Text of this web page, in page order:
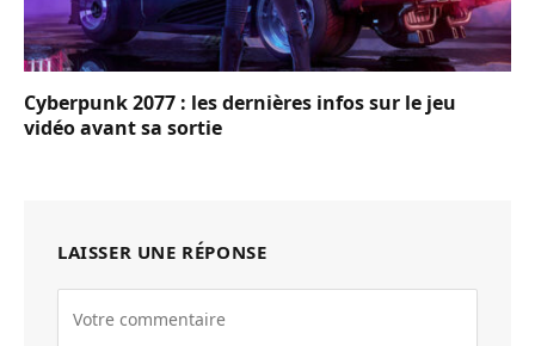
Cyberpunk 2077 : les dernières infos sur le jeu
vidéo avant sa sortie
LAISSER UNE RÉPONSE